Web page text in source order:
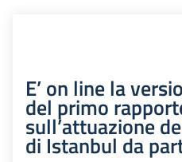
E’ on line la
del primo
sull’attuazione
di Istanbul da